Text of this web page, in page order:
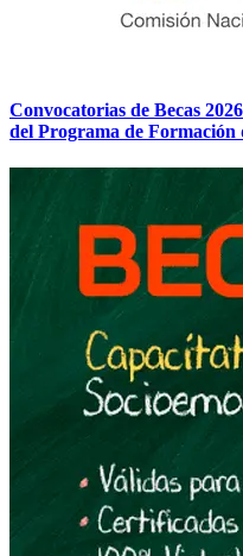
Convocatorias de Becas
del Programa de